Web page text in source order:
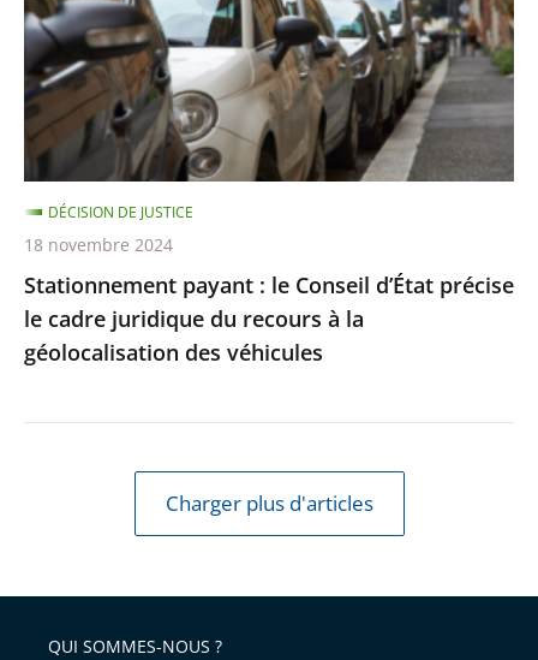
Conseil
d’État
précise
le
cadre
juridique
du
recours
à
la
géolocalisation
Stationnement payant : le Conseil d’État précise
le cadre juridique du recours à la
géolocalisation des véhicules
DÉCISION DE JUSTICE
18 novembre 2024
Charger plus d'articles
QUI SOMMES-NOUS ?